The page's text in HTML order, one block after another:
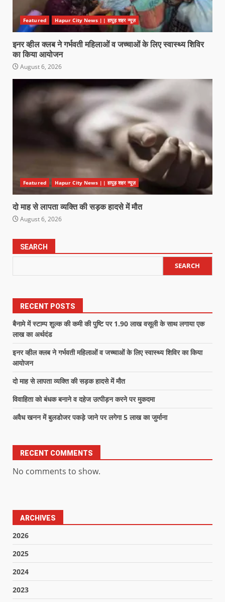
Featured Hapur City News || हापुड़ शहर न्यूज़
इनर व्हील क्लब ने गर्भवती महिलाओं व जच्चाओं के लिए स्वास्थ्य शिविर
का किया आयोजन
August 6, 2026
Featured Hapur City News || हापुड़ शहर न्यूज़
दो माह से लापता व्यक्ति की सड़क हादसे में मौत
August 6, 2026
SEARCH
SEARCH
RECENT POSTS
बैनामे में स्टाम्प शुल्क की कमी की पुष्टि पर 1.90 लाख वसूली के साथ लगाया एक
लाख का अर्थदंड
इनर व्हील क्लब ने गर्भवती महिलाओं व जच्चाओं के लिए स्वास्थ्य शिविर का किया
आयोजन
दो माह से लापता व्यक्ति की सड़क हादसे में मौत
विवाहिता को बंधक बनाने व दहेज उत्पीड़न करने पर मुकदमा
अवैध खनन में बुलडोजर पकड़े जाने पर लगेगा 5 लाख का जुर्माना
RECENT COMMENTS
No comments to show.
ARCHIVES
2026
2025
2024
2023